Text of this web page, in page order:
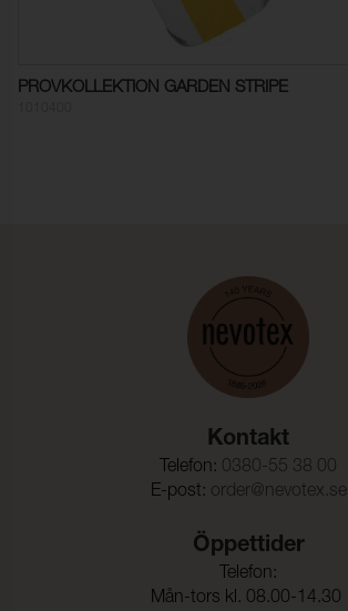
PROVKOLLEKTION GARDEN STRIPE
Kontakt
Telefon: 0380-55 38 00
E-post: order@nevotex.se
Öppettider
Telefon:
Mån-tors kl. 08.00-14.30